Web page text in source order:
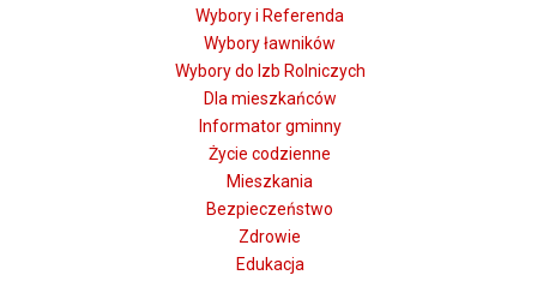
Wybory i Referenda
Wybory ławników
Wybory do Izb Rolniczych
Dla mieszkańców
Informator gminny
Życie codzienne
Mieszkania
Bezpieczeństwo
Zdrowie
Edukacja